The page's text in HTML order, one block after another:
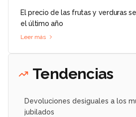
El precio de las frutas y verduras
el último año
Leer más
Tendencias
Devoluciones desiguales a los
jubilados